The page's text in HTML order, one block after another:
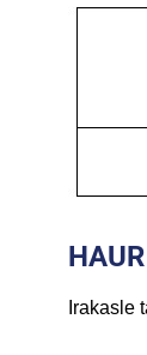
Irakasle